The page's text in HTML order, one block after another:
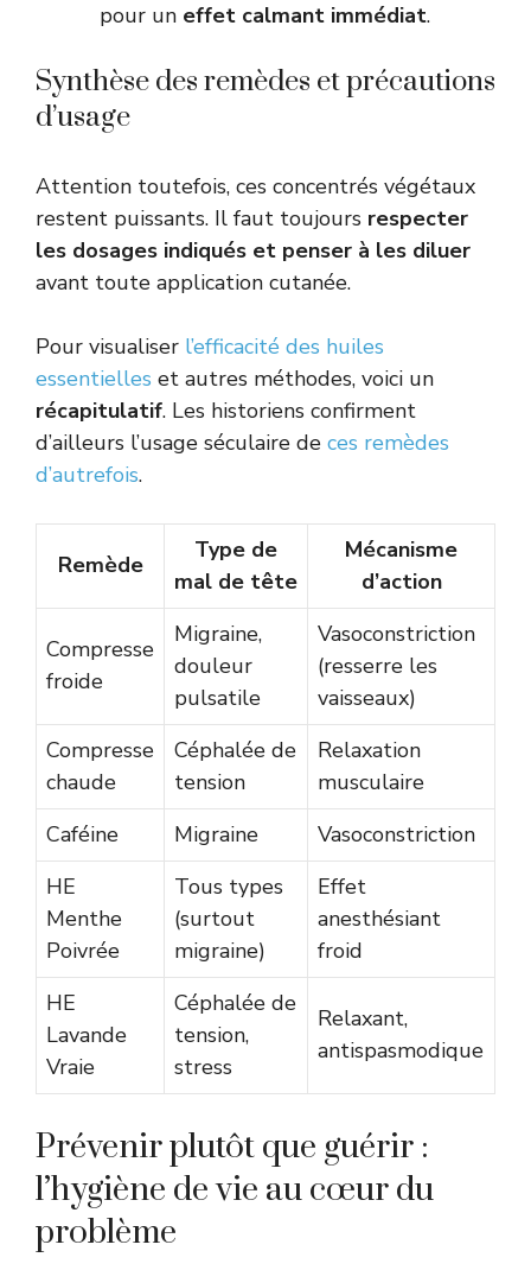
pour un effet calmant immédiat.
Synthèse des remèdes et précautions
d’usage
Attention toutefois, ces concentrés végétaux
restent puissants. Il faut toujours respecter
les dosages indiqués et penser à les diluer
avant toute application cutanée.
Pour visualiser l’efficacité des huiles
essentielles et autres méthodes, voici un
récapitulatif. Les historiens confirment
d’ailleurs l’usage séculaire de ces remèdes
d’autrefois.
Remède
Type de
mal de tête
Mécanisme
d’action
Compresse
froide
Migraine,
douleur
pulsatile
Vasoconstriction
(resserre les
vaisseaux)
Compresse
chaude
Céphalée de
tension
Relaxation
musculaire
Caféine
Migraine
Vasoconstriction
HE
Menthe
Poivrée
Tous types
(surtout
migraine)
Effet
anesthésiant
froid
HE
Lavande
Vraie
Céphalée de
tension,
stress
Relaxant,
antispasmodique
Prévenir plutôt que guérir :
l’hygiène de vie au cœur du
problème